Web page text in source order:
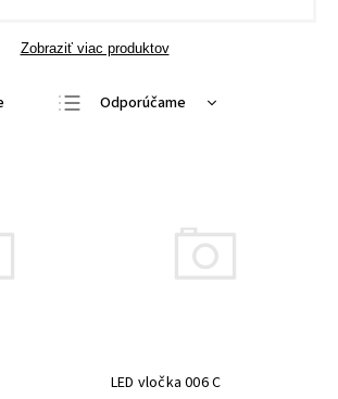
Zobraziť viac produktov
Odporúčame
LED vločka 006 C